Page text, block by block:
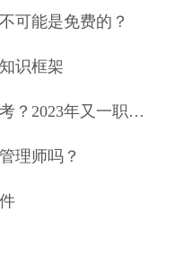
可能是免费的？
识框架
健康管理师值不值得报考？2023年又一职业技能等级证书重磅人才政策发布！
理师吗？